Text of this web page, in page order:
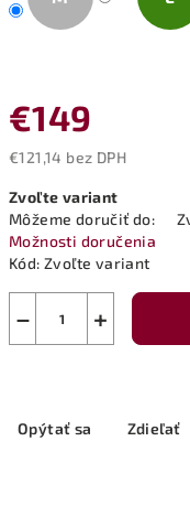
€149
€121,14 bez DPH
cena:
Zvoľte variant
Môžeme doručiť do:
Možnosti doručenia
Kód: Zvoľte variant
+
−
Opýtať sa Zdieľať